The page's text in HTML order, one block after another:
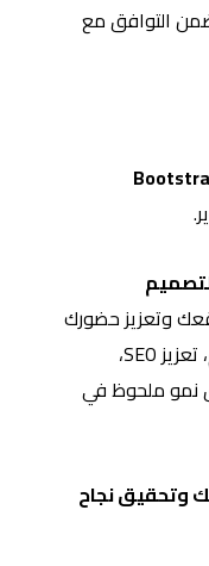
التوافق مع
وتعزيز حضورك
الرقمي. من خلال تحسين تجربة المستخدم، تعزيز SEO،
نمو ملحوظ في
وتحقيق نجاح